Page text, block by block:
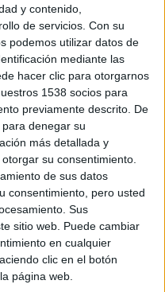
y contenido,
de servicios. Con su
podemos utilizar datos de
mediante las
hacer clic para otorgarnos
1538 socios para
previamente descrito. De
denegar su
más detallada y
su consentimiento.
de sus datos
consentimiento, pero usted
Sus
sitio web. Puede cambiar
en cualquier
clic en el botón
página web.